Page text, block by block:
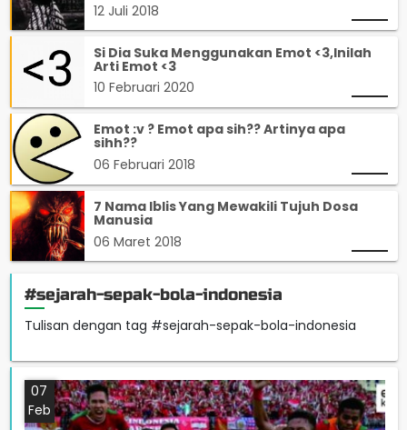
12 Juli 2018
Si Dia Suka Menggunakan Emot <3,Inilah
Arti Emot <3
10 Februari 2020
Emot :v ? Emot apa sih?? Artinya apa
sihh??
06 Februari 2018
7 Nama Iblis Yang Mewakili Tujuh Dosa
Manusia
06 Maret 2018
#sejarah-sepak-bola-indonesia
Tulisan dengan tag #sejarah-sepak-bola-indonesia
07
Feb